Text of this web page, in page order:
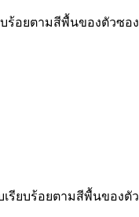
อยตามสีพื้นของตัวซ
ยบร้อยตามสีพื้นของ